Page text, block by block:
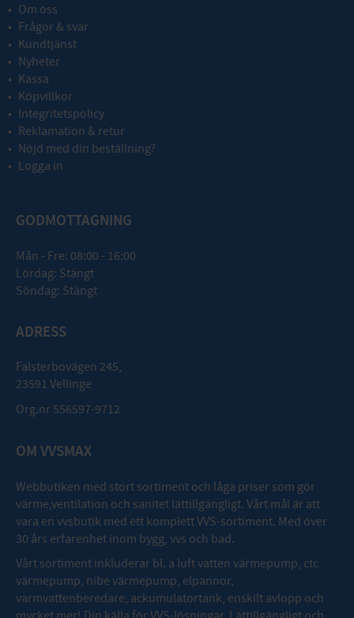
Om oss
Frågor & svar
Kundtjänst
Nyheter
Kassa
Köpvillkor
Integritetspolicy
Reklamation & retur
Nöjd med din beställning?
Logga in
GODMOTTAGNING
Mån - Fre: 08:00 - 16:00
Lördag: Stängt
Söndag: Stängt
ADRESS
Falsterbovägen 245,
23591 Vellinge
Org.nr 556597-9712
OM VVSMAX
Webbutiken med stort sortiment och låga priser som gör
värme,ventilation och sanitet lättillgängligt. Vårt mål är att
vara en vvsbutik med ett komplett VVS-sortiment. Med över
30 års erfarenhet inom bygg, vvs och bad.
Vårt sortiment inkluderar bl. a luft vatten värmepump, ctc
värmepump, nibe värmepump, elpannor,
varmvattenberedare, ackumulatortank, enskilt avlopp och